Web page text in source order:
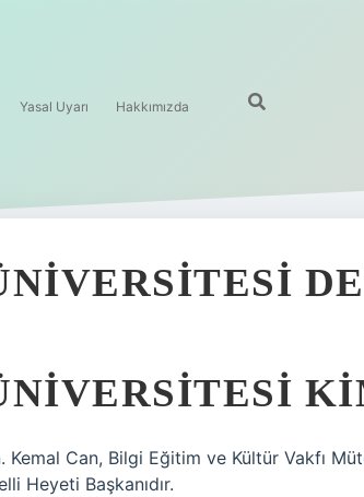
Yasal Uyarı Hakkımızda
Kemal Can, Bilgi Eğitim ve Kültür Vakfı
Heyeti Başkanıdır.